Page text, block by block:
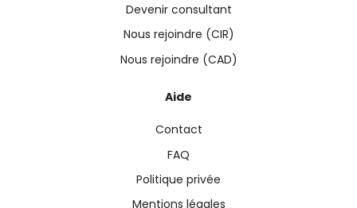
Devenir consultant
Nous rejoindre (CIR)
Nous rejoindre (CAD)
Aide
Contact
FAQ
Politique privée
Mentions légales